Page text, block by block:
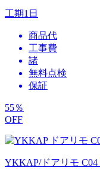
工期1日
商品代
工事費
諸
無料点検
保証
55％
OFF
YKKAP/ドアリモ